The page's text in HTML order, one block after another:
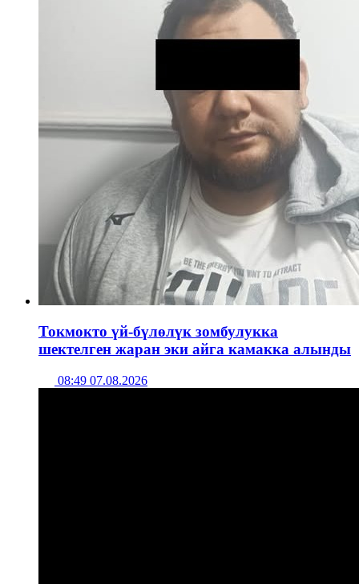
Токмокто үй-бүлөлүк зомбулукка
шектелген жаран эки айга камакка алынды
08:49 07.08.2026